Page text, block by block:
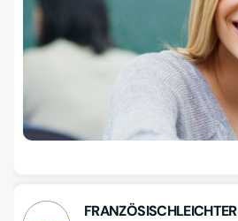
FRANZÖSISCHLEICHTER